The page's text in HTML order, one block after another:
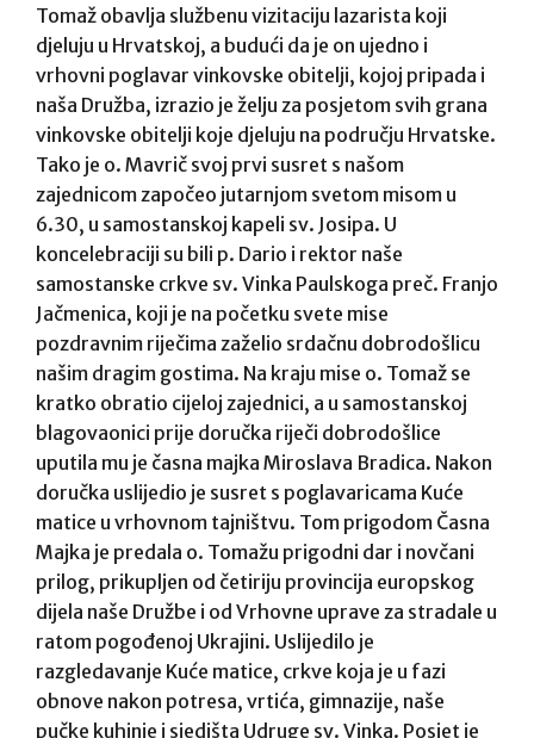
Tomaž obavlja službenu vizitaciju lazarista koji
djeluju u Hrvatskoj, a budući da je on ujedno i
vrhovni poglavar vinkovske obitelji, kojoj pripada i
naša Družba, izrazio je želju za posjetom svih grana
vinkovske obitelji koje djeluju na području Hrvatske.
Tako je o. Mavrič svoj prvi susret s našom
zajednicom započeo jutarnjom svetom misom u
6.30, u samostanskoj kapeli sv. Josipa. U
koncelebraciji su bili p. Dario i rektor naše
samostanske crkve sv. Vinka Paulskoga preč. Franjo
Jačmenica, koji je na početku svete mise
pozdravnim riječima zaželio srdačnu dobrodošlicu
našim dragim gostima. Na kraju mise o. Tomaž se
kratko obratio cijeloj zajednici, a u samostanskoj
blagovaonici prije doručka riječi dobrodošlice
uputila mu je časna majka Miroslava Bradica. Nakon
doručka uslijedio je susret s poglavaricama Kuće
matice u vrhovnom tajništvu. Tom prigodom Časna
Majka je predala o. Tomažu prigodni dar i novčani
prilog, prikupljen od četiriju provincija europskog
dijela naše Družbe i od Vrhovne uprave za stradale u
ratom pogođenoj Ukrajini. Uslijedilo je
razgledavanje Kuće matice, crkve koja je u fazi
obnove nakon potresa, vrtića, gimnazije, naše
pučke kuhinje i sjedišta Udruge sv. Vinka. Posjet je